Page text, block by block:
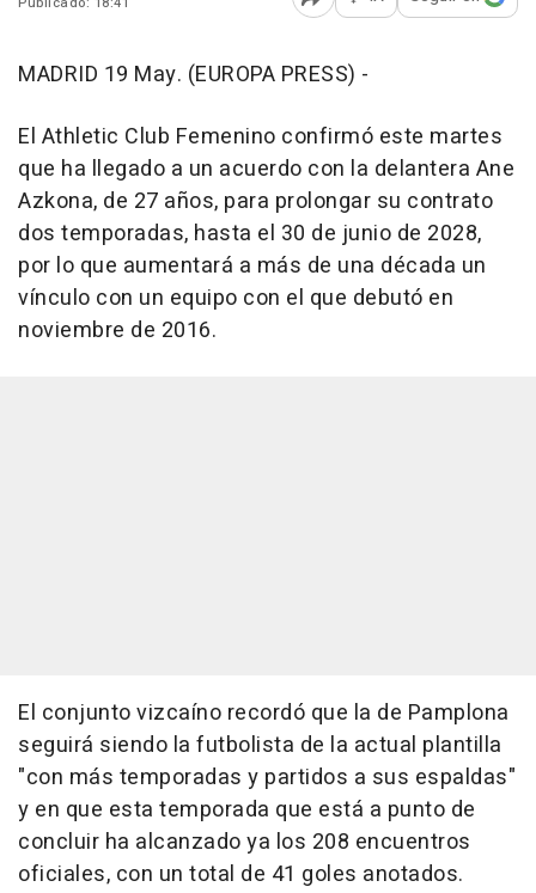
Abrir opciones para
MADRID 19 May. (EUROPA PRESS) -
El Athletic Club Femenino confirmó este martes
que ha llegado a un acuerdo con la delantera Ane
Azkona, de 27 años, para prolongar su contrato
dos temporadas, hasta el 30 de junio de 2028,
por lo que aumentará a más de una década un
vínculo con un equipo con el que debutó en
noviembre de 2016.
El conjunto vizcaíno recordó que la de Pamplona
seguirá siendo la futbolista de la actual plantilla
"con más temporadas y partidos a sus espaldas"
y en que esta temporada que está a punto de
concluir ha alcanzado ya los 208 encuentros
oficiales, con un total de 41 goles anotados.